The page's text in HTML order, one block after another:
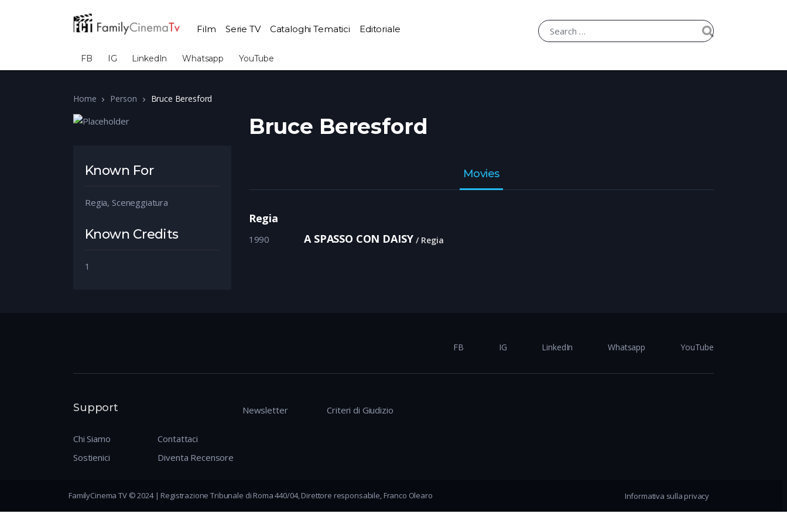
Film Serie TV Cataloghi Tematici Editoriale
FB IG LinkedIn Whatsapp YouTube
Home Person Bruce Beresford
Known For
Regia, Sceneggiatura
Known Credits
1
Bruce Beresford
Movies
Regia
1990 A SPASSO CON DAISY Regia
FB IG LinkedIn Whatsapp YouTube
Support
Chi Siamo
Sostienici
Contattaci
Diventa Recensore
Newsletter Criteri di Giudizio
FamilyCinema TV © 2024 | Registrazione Tribunale di Roma 440/04, Direttore responsabile, Franco Olearo Informativa sulla privacy